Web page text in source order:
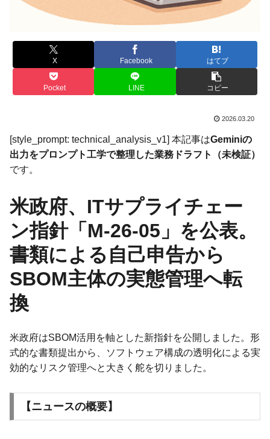
X Facebook はてブ
Pocket LINE コピー
2026.03.20
[style_prompt: technical_analysis_v1] 本記事はGeminiの
出力をプロンプト工学で整理した業務ドラフト（未検証）
です。
米政府、ITサプライチェー
ン指針「M-26-05」を公表。
書類による自己申告から
SBOM主体の実態管理へ転
換
米政府はSBOM活用を軸とした新指針を公開しました。形
式的な書類提出から、ソフトウェア構成の透明化による実
効的なリスク管理へと大きく舵を切りました。
【ニュースの概要】